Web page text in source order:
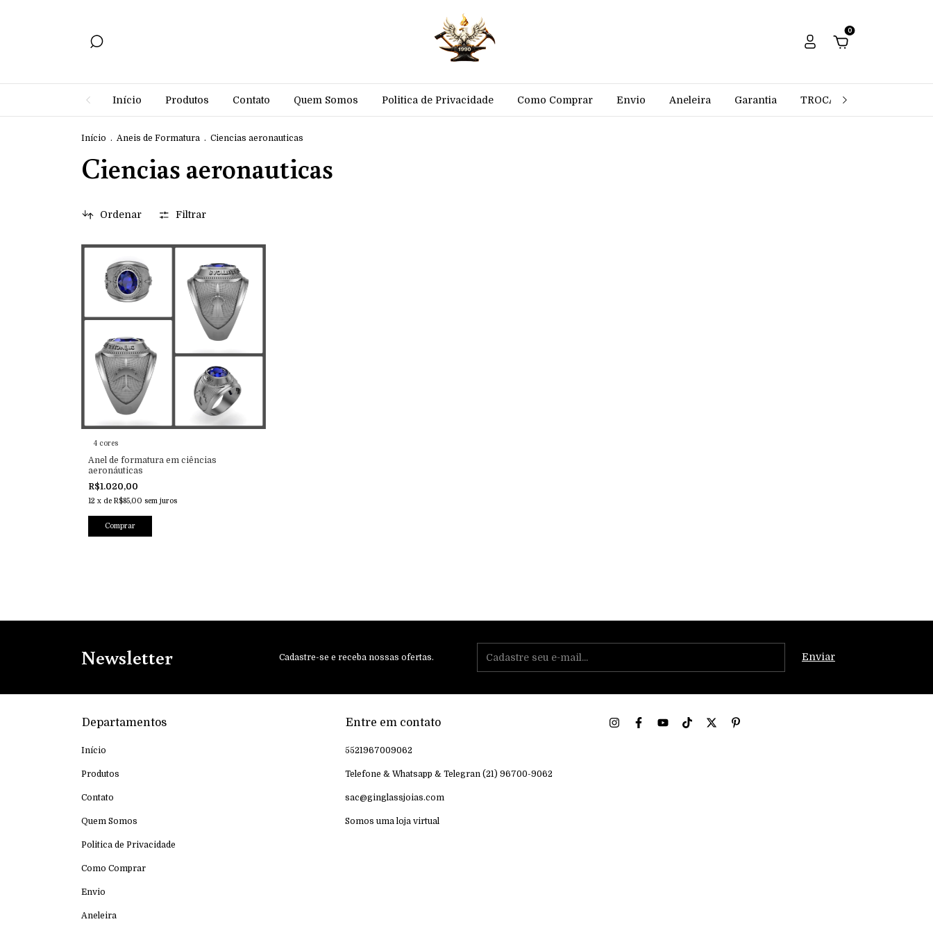
0
Início Produtos Contato Quem Somos Politica de Privacidade Como Comprar Envio Aneleira Garantia TROCAS E DEVOLUÇÕES
Início . Aneis de Formatura . Ciencias aeronauticas
Ciencias aeronauticas
Ordenar Filtrar
4 cores
Anel de formatura em ciências
aeronáuticas
R$1.020,00
12 x de R$85,00 sem juros
Comprar
Newsletter Cadastre-se e receba nossas ofertas.
Departamentos
Início
Produtos
Contato
Quem Somos
Politica de Privacidade
Como Comprar
Envio
Aneleira
Entre em contato
5521967009062
Telefone & Whatsapp & Telegran (21) 96700-9062
sac@ginglassjoias.com
Somos uma loja virtual